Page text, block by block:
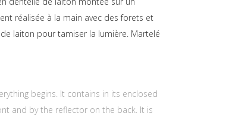
réalisée à la main avec des forets et
laiton pour tamiser la lumière. Martelé
begins. It contains in its enclosed
and by the reflector on the back. It is